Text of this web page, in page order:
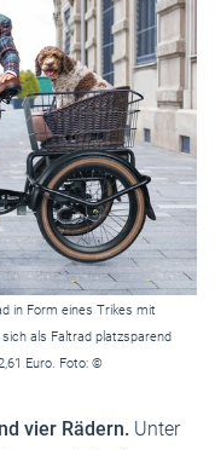
in Form eines Trikes mit
als Faltrad platzsparend
Euro. Foto: ©
vier Rädern. Unter